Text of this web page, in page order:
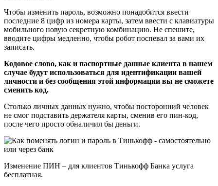
Чтобы изменить пароль, возможно понадобится ввести
последние 8 цифр из номера карты, затем ввести с клавиатуры
мобильного новую секретную комбинацию. Не спешите,
вводите цифры медленно, чтобы робот поспевал за вами их
записать.
Кодовое слово, как и паспортные данные клиента в нашем
случае будут использоваться для идентификации вашей
личности и без сообщения этой информации вы не сможете
сменить код.
Столько личных данных нужно, чтобы посторонний человек
не смог подставить держателя карты, сменив его пин-код,
после чего просто обналичил бы деньги.
Изменение ПИН – для клиентов Тинькофф Банка услуга
бесплатная.